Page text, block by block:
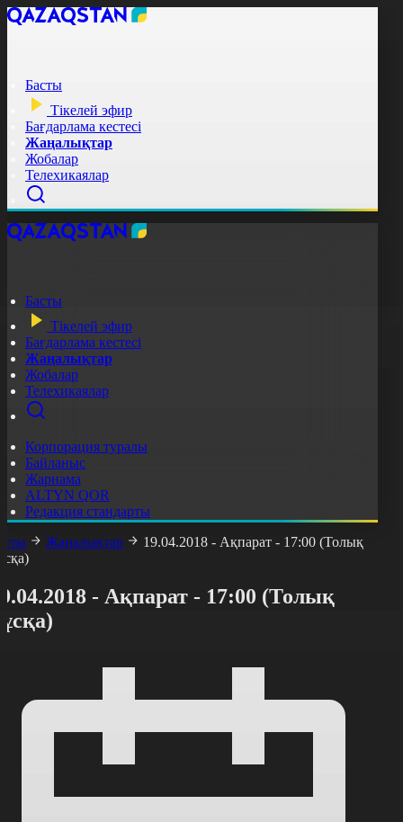
Басты
Тікелей эфир
Бағдарлама кестесі
Жаңалықтар
Жобалар
Телехикаялар
Басты
Тікелей эфир
Бағдарлама кестесі
Жаңалықтар
Жобалар
Телехикаялар
Корпорация туралы
Байланыс
Жарнама
ALTYN QOR
Редакция стандарты
Жаңалықтар
19.04.2018 - Ақпарат - 17:00 (Толық
- Ақпарат - 17:00 (Толық